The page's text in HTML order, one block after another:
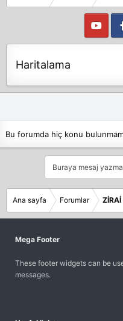
Haritalama
Bu forumda hiç konu
Buraya mesaj
Ana sayfa Forumlar ZİRAİ
Mega Footer
These footer widgets can be
messages.